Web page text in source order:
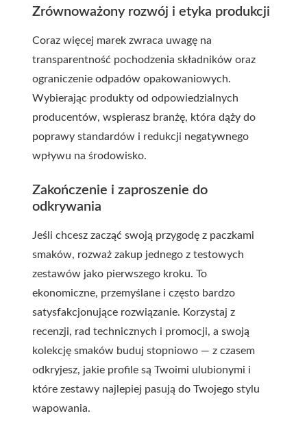
Zrównoważony rozwój i etyka produkcji
Coraz więcej marek zwraca uwagę na
transparentność pochodzenia składników oraz
ograniczenie odpadów opakowaniowych.
Wybierając produkty od odpowiedzialnych
producentów, wspierasz branżę, która dąży do
poprawy standardów i redukcji negatywnego
wpływu na środowisko.
Zakończenie i zaproszenie do
odkrywania
Jeśli chcesz zacząć swoją przygodę z paczkami
smaków, rozważ zakup jednego z testowych
zestawów jako pierwszego kroku. To
ekonomiczne, przemyślane i często bardzo
satysfakcjonujące rozwiązanie. Korzystaj z
recenzji, rad technicznych i promocji, a swoją
kolekcję smaków buduj stopniowo — z czasem
odkryjesz, jakie profile są Twoimi ulubionymi i
które zestawy najlepiej pasują do Twojego stylu
wapowania.